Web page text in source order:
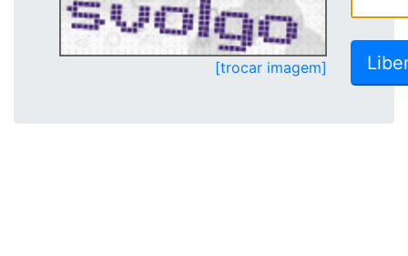
[trocar imagem]